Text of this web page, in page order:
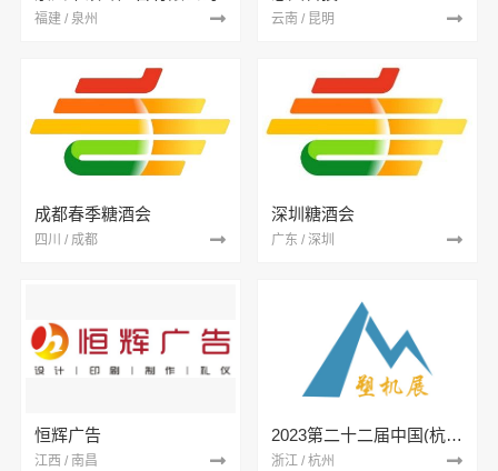
福建 / 泉州 云南 / 昆明
成都春季糖酒会
四川 / 成都
深圳糖酒会
广东 / 深圳
恒辉广告
江西 / 南昌
2023第二十二届中国(杭州)塑料机械展览会
浙江 / 杭州